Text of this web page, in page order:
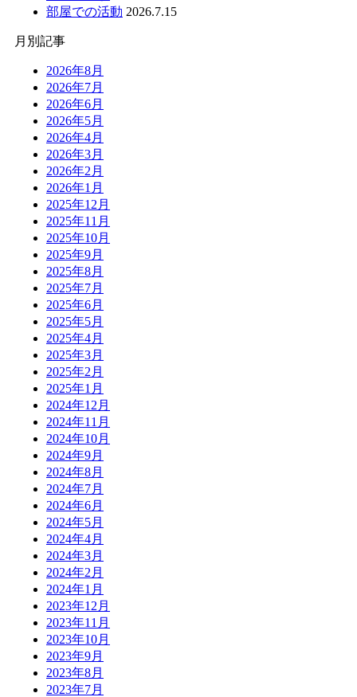
部屋での活動 2026.7.15
月別記事
2026年8月
2026年7月
2026年6月
2026年5月
2026年4月
2026年3月
2026年2月
2026年1月
2025年12月
2025年11月
2025年10月
2025年9月
2025年8月
2025年7月
2025年6月
2025年5月
2025年4月
2025年3月
2025年2月
2025年1月
2024年12月
2024年11月
2024年10月
2024年9月
2024年8月
2024年7月
2024年6月
2024年5月
2024年4月
2024年3月
2024年2月
2024年1月
2023年12月
2023年11月
2023年10月
2023年9月
2023年8月
2023年7月